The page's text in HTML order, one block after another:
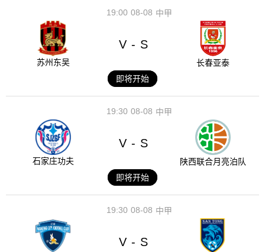
08-08
19:00 中甲
苏州东吴
V - S
长春亚泰
即将开始
08-08
19:30 中甲
石家庄功夫
V - S
陕西联合月亮泊队
即将开始
08-08
19:30 中甲
V - S